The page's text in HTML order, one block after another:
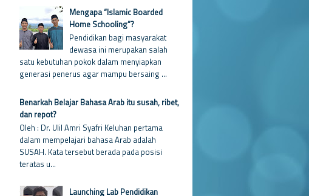
Mengapa “Islamic Boarded
Home Schooling”?
Pendidikan bagi masyarakat
dewasa ini merupakan salah
satu kebutuhan pokok dalam menyiapkan
generasi penerus agar mampu bersaing ...
Benarkah Belajar Bahasa Arab itu susah, ribet,
dan repot?
Oleh : Dr. Ulil Amri Syafri Keluhan pertama
dalam mempelajari bahasa Arab adalah
SUSAH. Kata tersebut berada pada posisi
teratas u...
Launching Lab Pendidikan